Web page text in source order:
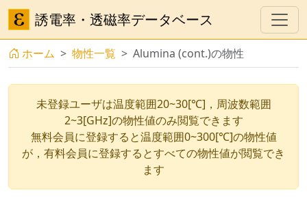
誘電率・透磁率データベース
ホーム 物性一覧 Alumina (cont.)の物性
未登録ユーザは温度範囲20~30[℃]，周波数範囲
2~3[GHz]の物性値のみ閲覧できます
無料会員に登録すると温度範囲0~300[℃]の物性値
が，有料会員に登録するとすべての物性値が閲覧でき
ます